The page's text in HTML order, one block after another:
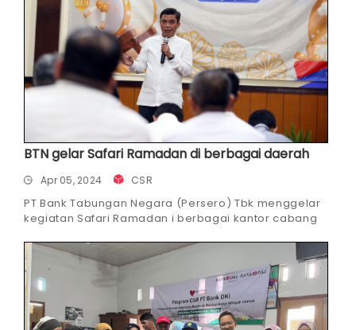
BTN gelar Safari Ramadan di berbagai daerah
Apr 05, 2024 CSR
PT Bank Tabungan Negara (Persero) Tbk menggelar
kegiatan Safari Ramadan i berbagai kantor cabang
menyemarakan kegiatan di Bulan Suci Ramadan 1455
H.